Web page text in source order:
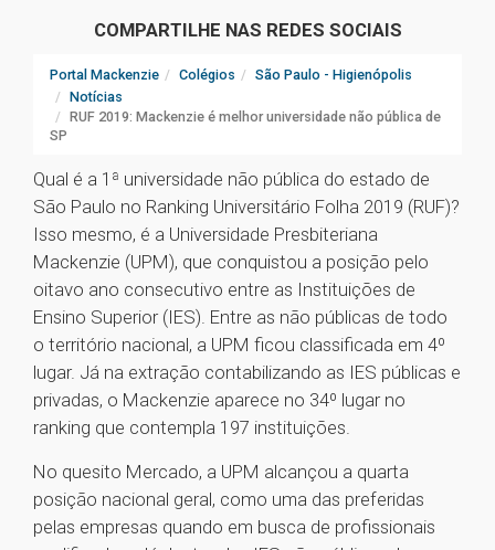
COMPARTILHE NAS REDES SOCIAIS
Portal Mackenzie Colégios
São Paulo - Higienópolis
Notícias
RUF 2019: Mackenzie é melhor universidade não pública de
SP
Qual é a 1ª universidade não pública do estado de
São Paulo no Ranking Universitário Folha 2019 (RUF)?
Isso mesmo, é a Universidade Presbiteriana
Mackenzie (UPM), que conquistou a posição pelo
oitavo ano consecutivo entre as Instituições de
Ensino Superior (IES). Entre as não públicas de todo
o território nacional, a UPM ficou classificada em 4º
lugar. Já na extração contabilizando as IES públicas e
privadas, o Mackenzie aparece no 34º lugar no
ranking que contempla 197 instituições.
No quesito Mercado, a UPM alcançou a quarta
posição nacional geral, como uma das preferidas
pelas empresas quando em busca de profissionais